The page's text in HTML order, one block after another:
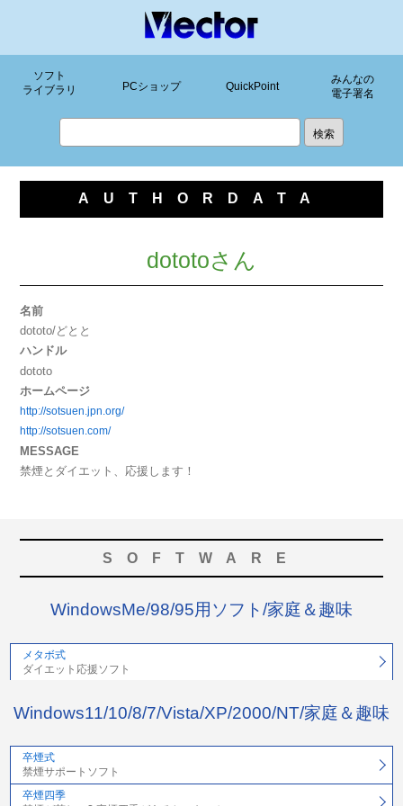
ソフト
ライブラリ
PCショップ QuickPoint
みんなの
電子署名
AUTHORDATA
dototoさん
名前
dototo/どとと
ハンドル
dototo
ホームページ
http://sotsuen.jpn.org/
http://sotsuen.com/
MESSAGE
禁煙とダイエット、応援します！
SOFTWARE
WindowsMe/98/95用ソフト/家庭＆趣味
メタボ式
ダイエット応援ソフト
Windows11/10/8/7/Vista/XP/2000/NT/家庭＆趣味
卒煙式
禁煙サポートソフト
卒煙四季